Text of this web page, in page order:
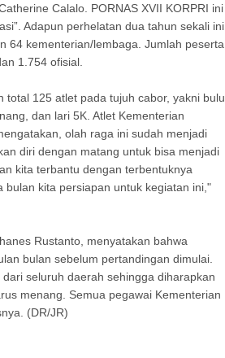
Calalo. PORNAS XVII KORPRI ini
Adapun perhelatan dua tahun sekali ini
64 kementerian/lembaga. Jumlah peserta
1.754 ofisial.
total 125 atlet pada tujuh cabor, yakni bulu
dan lari 5K. Atlet Kementerian
olah raga ini sudah menjadi
diri dengan matang untuk bisa menjadi
kita terbantu dengan terbentuknya
bulan kita persiapan untuk kegiatan ini,"
Rustanto, menyatakan bahwa
bulan sebelum pertandingan dimulai.
seluruh daerah sehingga diharapkan
menang. Semua pegawai Kementerian
(DR/JR)